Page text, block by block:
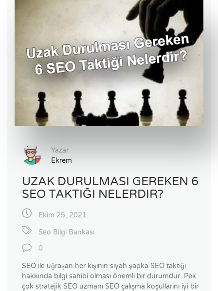
Yazar
Ekrem
UZAK DURULMASI GEREKEN 6
SEO TAKTIĞI NELERDIR?
Ekim 25, 2021
Seo Bilgi Bankası
0
SEO ile uğraşan her kişinin siyah şapka SEO taktiği
hakkında bilgi sahibi olması önemli bir durumdur. Pek
çok stratejik SEO uzmanı SEO çalışma koşullarını iyi bir